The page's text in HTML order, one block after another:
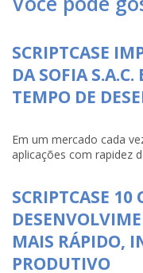
SCRIPTCASE
DA SOFIA
TEMPO DE
Em um mercado cada
aplicações com rapidez
SCRIPTCASE 10
MAIS RÁPIDO,
PRODUTIVO